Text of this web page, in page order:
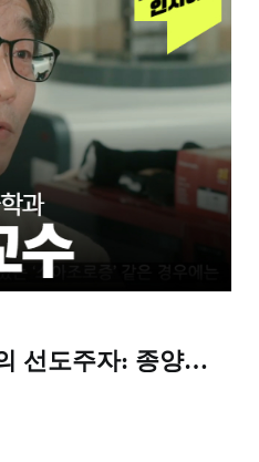
선도주자: 종양학